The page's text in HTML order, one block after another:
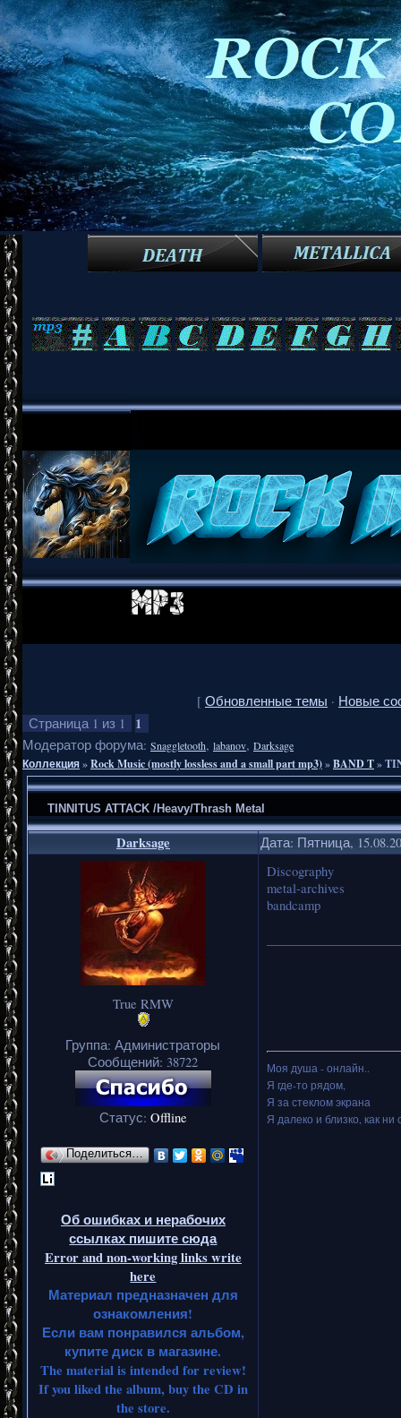
[ Обновленные темы · Новые
Страница 1 из 1 1
Модератор форума: Snaggletooth, labanov, Darksage
Коллекция»Rock Music (mostly lossless and a small part mp3)»BAND T»
TINNITUS ATTACK /Heavy/Thrash Metal
Darksage Дата: Пятница,
True RMW
Группа: Администраторы
Сообщений: 38722
Статус: Offline
Поделиться…
Об ошибках и нерабочих
ссылках пишите сюда
Error and non-working links write
here
Материал предназначен для
ознакомления!
Если вам понравился альбом,
купите диск в магазине.
The material is intended for review!
If you liked the album, buy the CD in
the store.
Discography
metal-archives
bandcamp
Моя душа - онлайн..
Я где-то рядом,
Я за стеклом экрана
Я далеко и близко, как ни